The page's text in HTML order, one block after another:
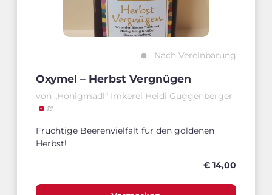
Nach Vereinbarung
Oxymel – Herbst Vergnügen
von „Honigmadl“ Imkerei Heidi Guggenberger
Fruchtige Beerenvielfalt für den goldenen
Herbst!
€ 14,00